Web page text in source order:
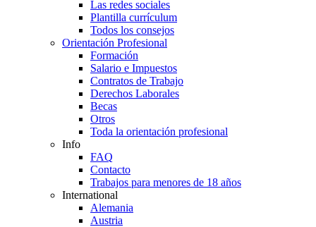
Las redes sociales
Plantilla currículum
Todos los consejos
Orientación Profesional
Formación
Salario e Impuestos
Contratos de Trabajo
Derechos Laborales
Becas
Otros
Toda la orientación profesional
Info
FAQ
Contacto
Trabajos para menores de 18 años
International
Alemania
Austria